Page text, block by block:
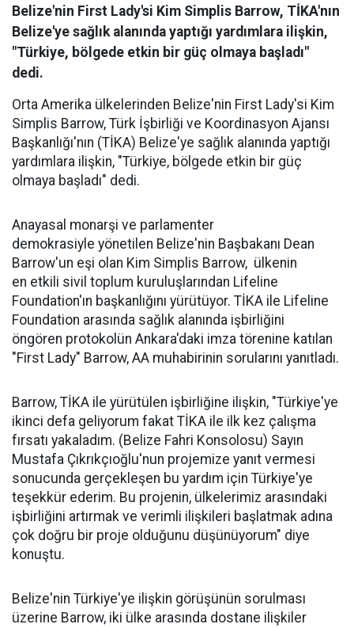
Belize'nin First Lady'si Kim Simplis Barrow, TİKA'nın
Belize'ye sağlık alanında yaptığı yardımlara ilişkin,
"Türkiye, bölgede etkin bir güç olmaya başladı"
dedi.
Orta Amerika ülkelerinden Belize'nin First Lady'si Kim
Simplis Barrow, Türk İşbirliği ve Koordinasyon Ajansı
Başkanlığı'nın (TİKA) Belize'ye sağlık alanında yaptığı
yardımlara ilişkin, "Türkiye, bölgede etkin bir güç
olmaya başladı" dedi.
Anayasal monarşi ve parlamenter
demokrasiyle yönetilen Belize'nin Başbakanı Dean
Barrow'un eşi olan Kim Simplis Barrow, ülkenin
en etkili sivil toplum kuruluşlarından Lifeline
Foundation'ın başkanlığını yürütüyor. TİKA ile Lifeline
Foundation arasında sağlık alanında işbirliğini
öngören protokolün Ankara'daki imza törenine katılan
"First Lady" Barrow, AA muhabirinin sorularını yanıtladı.
Barrow, TİKA ile yürütülen işbirliğine ilişkin, "Türkiye'ye
ikinci defa geliyorum fakat TİKA ile ilk kez çalışma
fırsatı yakaladım. (Belize Fahri Konsolosu) Sayın
Mustafa Çıkrıkçıoğlu'nun projemize yanıt vermesi
sonucunda gerçekleşen bu yardım için Türkiye'ye
teşekkür ederim. Bu projenin, ülkelerimiz arasındaki
işbirliğini artırmak ve verimli ilişkileri başlatmak adına
çok doğru bir proje olduğunu düşünüyorum" diye
konuştu.
Belize'nin Türkiye'ye ilişkin görüşünün sorulması
üzerine Barrow, iki ülke arasında dostane ilişkiler